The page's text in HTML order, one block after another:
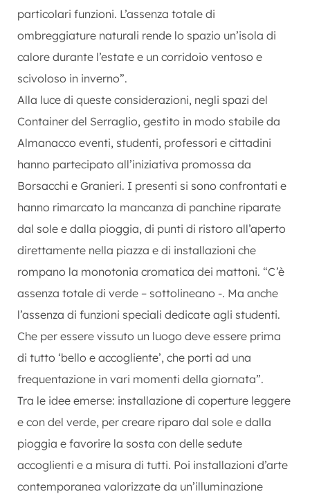
particolari funzioni. L’assenza totale di
ombreggiature naturali rende lo spazio un’isola di
calore durante l’estate e un corridoio ventoso e
scivoloso in inverno”.
Alla luce di queste considerazioni, negli spazi del
Container del Serraglio, gestito in modo stabile da
Almanacco eventi, studenti, professori e cittadini
hanno partecipato all’iniziativa promossa da
Borsacchi e Granieri. I presenti si sono confrontati e
hanno rimarcato la mancanza di panchine riparate
dal sole e dalla pioggia, di punti di ristoro all’aperto
direttamente nella piazza e di installazioni che
rompano la monotonia cromatica dei mattoni. “C’è
assenza totale di verde – sottolineano -. Ma anche
l’assenza di funzioni speciali dedicate agli studenti.
Che per essere vissuto un luogo deve essere prima
di tutto ‘bello e accogliente’, che porti ad una
frequentazione in vari momenti della giornata”.
Tra le idee emerse: installazione di coperture leggere
e con del verde, per creare riparo dal sole e dalla
pioggia e favorire la sosta con delle sedute
accoglienti e a misura di tutti. Poi installazioni d’arte
contemporanea valorizzate da un’illuminazione